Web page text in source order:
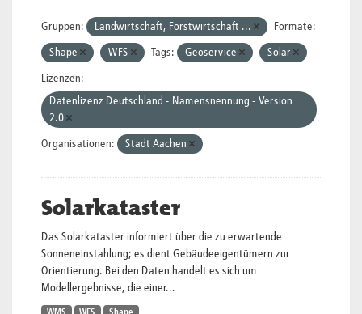
Gruppen: Landwirtschaft, Forstwirtschaft ... Formate:
Shape WFS Tags: Geoservice Solar
Lizenzen:
Datenlizenz Deutschland - Namensnennung - Version
2.0
Organisationen: Stadt Aachen
Solarkataster
Das Solarkataster informiert über die zu erwartende
Sonneneinstahlung; es dient Gebäudeeigentümern zur
Orientierung. Bei den Daten handelt es sich um
Modellergebnisse, die einer...
WMS WFS Shape